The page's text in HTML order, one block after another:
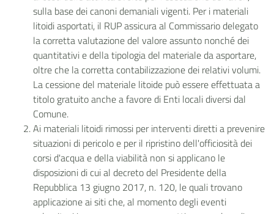
sulla base dei canoni demaniali vigenti. Per i materiali
litoidi asportati, il RUP assicura al Commissario delegato
la corretta valutazione del valore assunto nonché dei
quantitativi e della tipologia del materiale da asportare,
oltre che la corretta contabilizzazione dei relativi volumi.
La cessione del materiale litoide può essere effettuata a
titolo gratuito anche a favore di Enti locali diversi dal
Comune.
Ai materiali litoidi rimossi per interventi diretti a prevenire
situazioni di pericolo e per il ripristino dell'officiosità dei
corsi d'acqua e della viabilità non si applicano le
disposizioni di cui al decreto del Presidente della
Repubblica 13 giugno 2017, n. 120, le quali trovano
applicazione ai siti che, al momento degli eventi